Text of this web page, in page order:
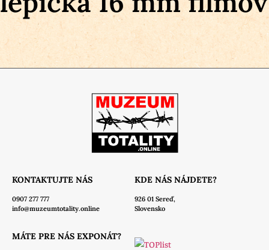
KONTAKTUJTE NÁS
0907 277 777
info@muzeumtotality.online
KDE NÁS NÁJDETE?
926 01 Sereď,
Slovensko
MÁTE PRE NÁS EXPONÁT?